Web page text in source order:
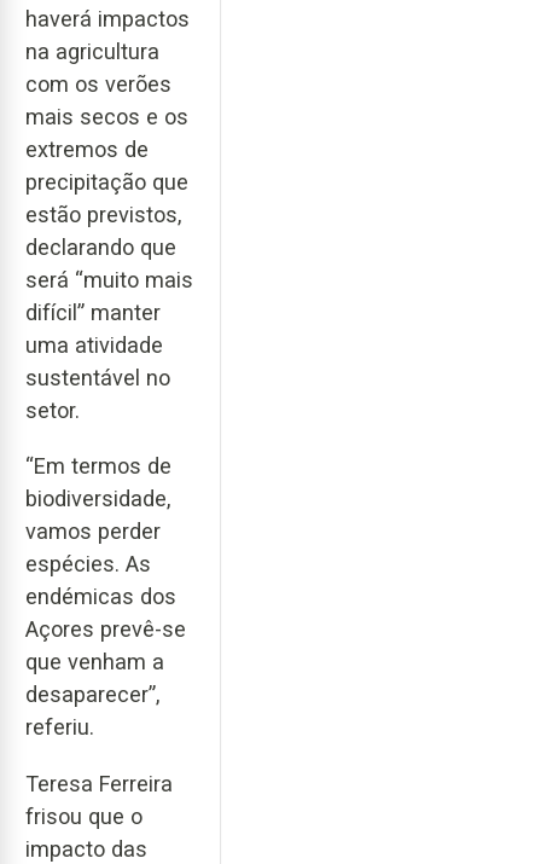
haverá impactos
na agricultura
com os verões
mais secos e os
extremos de
precipitação que
estão previstos,
declarando que
será “muito mais
difícil” manter
uma atividade
sustentável no
setor.
“Em termos de
biodiversidade,
vamos perder
espécies. As
endémicas dos
Açores prevê-se
que venham a
desaparecer”,
referiu.
Teresa Ferreira
frisou que o
impacto das